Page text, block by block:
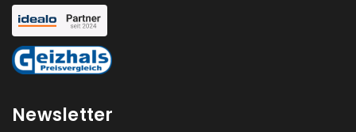
NEWSLETTER ABONNIEREN
Please select all the ways you would like to hear from
Ich stimme zu
Newsletter